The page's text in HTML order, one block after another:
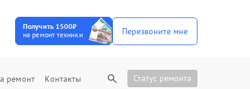
Получить 1500₽
на ремонт техники
Перезвоните мне
ремонт Контакты Статус ремонта